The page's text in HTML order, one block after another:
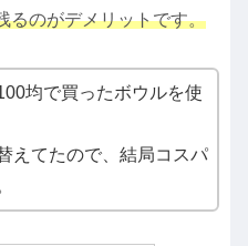
るのがデメリットです。
均で買ったボウルを使
えてたので、結局コスパ